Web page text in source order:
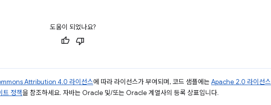
도움이 되었나요?
Attribution 4.0 라이선스에 따라 라이선스가 부여되며, 코드 샘플에는 Apache 2.0 라이선스
정책을 참조하세요. 자바는 Oracle 및/또는 Oracle 계열사의 등록 상표입니다.